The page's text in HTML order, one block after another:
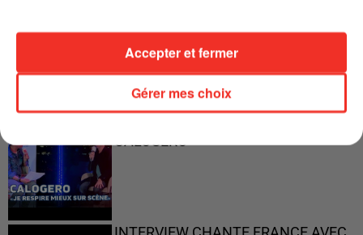
PARFAITS"
CALOGERO
Gérer mes choix
Accepter et fermer